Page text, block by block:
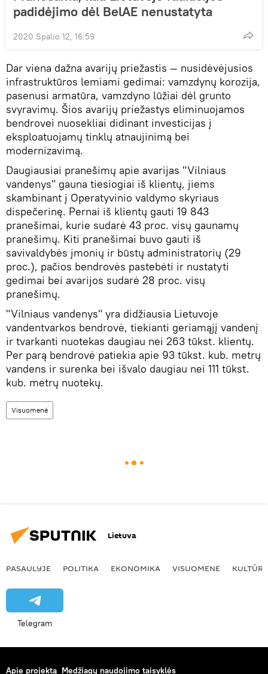
padidėjimo dėl BelAE nenustatyta
2020 Spalio 12, 16:59
Dar viena dažna avarijų priežastis — nusidėvėjusios
infrastruktūros lemiami gedimai: vamzdynų korozija,
pasenusi armatūra, vamzdyno lūžiai dėl grunto
svyravimų. Šios avarijų priežastys eliminuojamos
bendrovei nuosekliai didinant investicijas į
eksploatuojamų tinklų atnaujinimą bei
modernizavimą.
Daugiausiai pranešimų apie avarijas "Vilniaus
vandenys" gauna tiesiogiai iš klientų, jiems
skambinant į Operatyvinio valdymo skyriaus
dispečerinę. Pernai iš klientų gauti 19 843
pranešimai, kurie sudarė 43 proc. visų gaunamų
pranešimų. Kiti pranešimai buvo gauti iš
savivaldybės įmonių ir būstų administratorių (29
proc.), pačios bendrovės pastebėti ir nustatyti
gedimai bei avarijos sudarė 28 proc. visų
pranešimų.
"Vilniaus vandenys" yra didžiausia Lietuvoje
vandentvarkos bendrovė, tiekianti geriamąjį vandenį
ir tvarkanti nuotekas daugiau nei 263 tūkst. klientų.
Per parą bendrovė patiekia apie 93 tūkst. kub. metrų
vandens ir surenka bei išvalo daugiau nei 111 tūkst.
kub. metrų nuotekų.
Visuomenė
Lietuva
PASAULYJE POLITIKA EKONOMIKA VISUOMENĖ KULTŪRA
Telegram
Apie projektą Medžiagų naudojimo taisyklės